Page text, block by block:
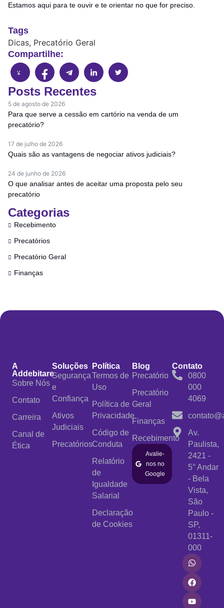
Estamos aqui para te ouvir e te orientar no que for preciso.
Tags
Dicas, Precatório Geral
Compartilhe:
Posts Recentes
5 de agosto de 2026
Para que serve a cessão em cartório na venda de um
precatório?
17 de julho de 2026
Quais são as vantagens de negociar ativos judiciais?
24 de junho de 2026
O que analisar antes de aceitar uma proposta pelo seu
precatório
Categorias
Recebimento
Precatórios
Precatório Geral
Finanças
A
Addebitare
Sobre Nós
Contato
Carreira
Canal de
Ética
Soluções
Segurança
e
Confiança
Ativos
Judiciais
Precatórios
Política
Termos de
Uso
Política de
Privacidade
Código de
Conduta
Relatório
de
Igualdade
Salarial
Declaração
de Cookies
Blog
Precatório
Precatório
Geral
Finanças
Recebimento
Avalie-
nos no
Google
Contato
0800
000
4069
Av.
Paulista,
2421 -
5° Andar
- Bela
Vista,
São
Paulo -
SP,
01311-
000